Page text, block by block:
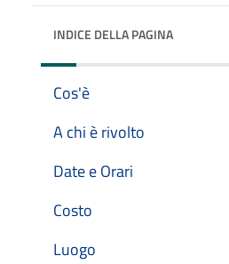
INDICE DELLA PAGINA
Cos'è
A chi è rivolto
Date e Orari
Costo
Luogo